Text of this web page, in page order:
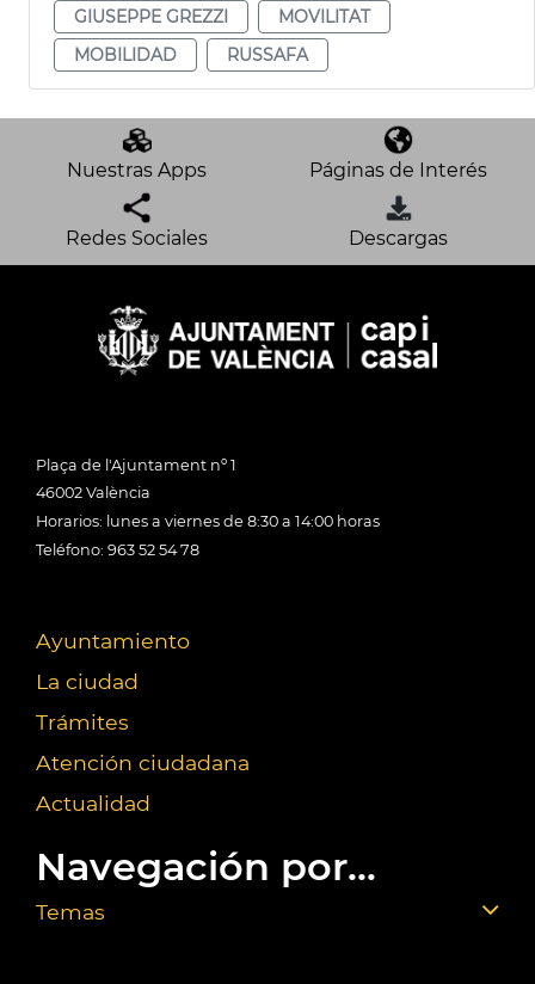
GIUSEPPE GREZZI
MOVILITAT
MOBILIDAD
RUSSAFA
Nuestras Apps Páginas de Interés
Redes Sociales Descargas
Plaça de l'Ajuntament nº 1
46002 València
Horarios: lunes a viernes de 8:30 a 14:00 horas
Teléfono: 963 52 54 78
Ayuntamiento
La ciudad
Trámites
Atención ciudadana
Actualidad
Navegación por...
Temas